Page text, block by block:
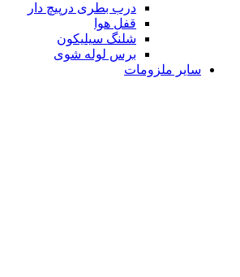
درب بطری درپیچ دار
قفل هوا
شلنگ سیلیکون
برس لوله شوی
سایر ملزومات